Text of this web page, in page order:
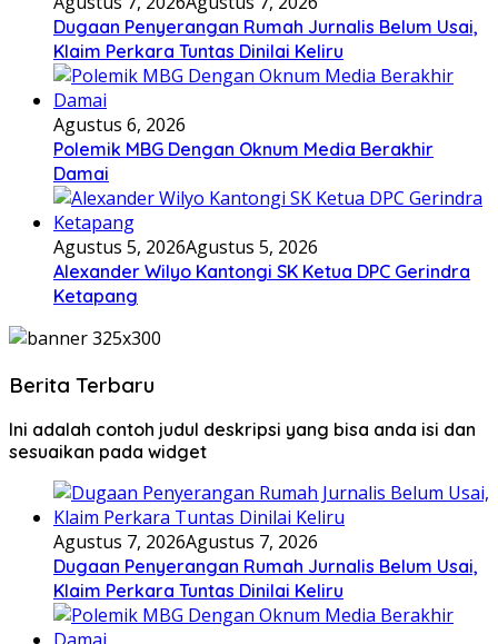
Dugaan Penyerangan Rumah Jurnalis Belum Usai,
Klaim Perkara Tuntas Dinilai Keliru
Agustus 6, 2026
Polemik MBG Dengan Oknum Media Berakhir
Damai
Agustus 5, 2026Agustus 5, 2026
Alexander Wilyo Kantongi SK Ketua DPC Gerindra
Ketapang
Berita Terbaru
Ini adalah contoh judul deskripsi yang bisa anda isi dan
sesuaikan pada widget
Agustus 7, 2026Agustus 7, 2026
Dugaan Penyerangan Rumah Jurnalis Belum Usai,
Klaim Perkara Tuntas Dinilai Keliru